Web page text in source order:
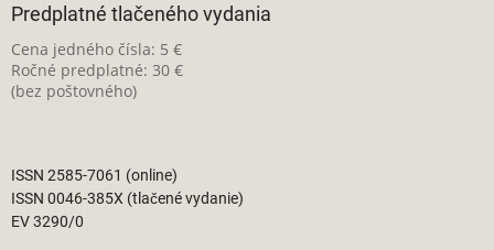
Predplatné tlačeného vydania
Cena jedného čísla: 5 €
Ročné predplatné: 30 €
(bez poštovného)
ISSN 2585-7061 (online)
ISSN 0046-385X (tlačené vydanie)
EV 3290/0